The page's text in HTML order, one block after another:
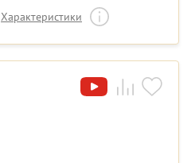
Характеристики